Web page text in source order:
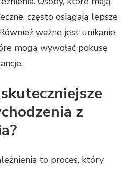
często osiągają lepsze
ważne jest unikanie
mogą wywołać pokusę
z
to proces, który